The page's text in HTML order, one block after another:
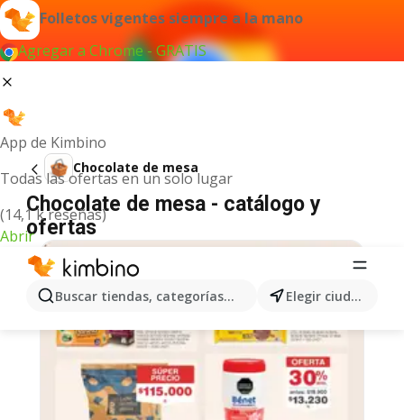
Folletos vigentes siempre a la mano
Agregar a Chrome - GRATIS
App de Kimbino
Todas las ofertas en un solo lugar
(14,1 k reseñas)
Abrir
Buscar tiendas, categorías, productos... Elegir ciudad
Chocolate de mesa
Chocolate de mesa - catálogo y
ofertas